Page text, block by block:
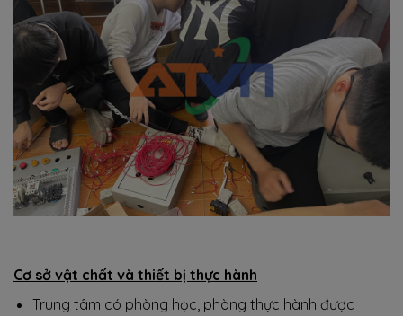
Cơ sở vật chất và thiết bị thực hành
Trung tâm có phòng học, phòng thực hành được